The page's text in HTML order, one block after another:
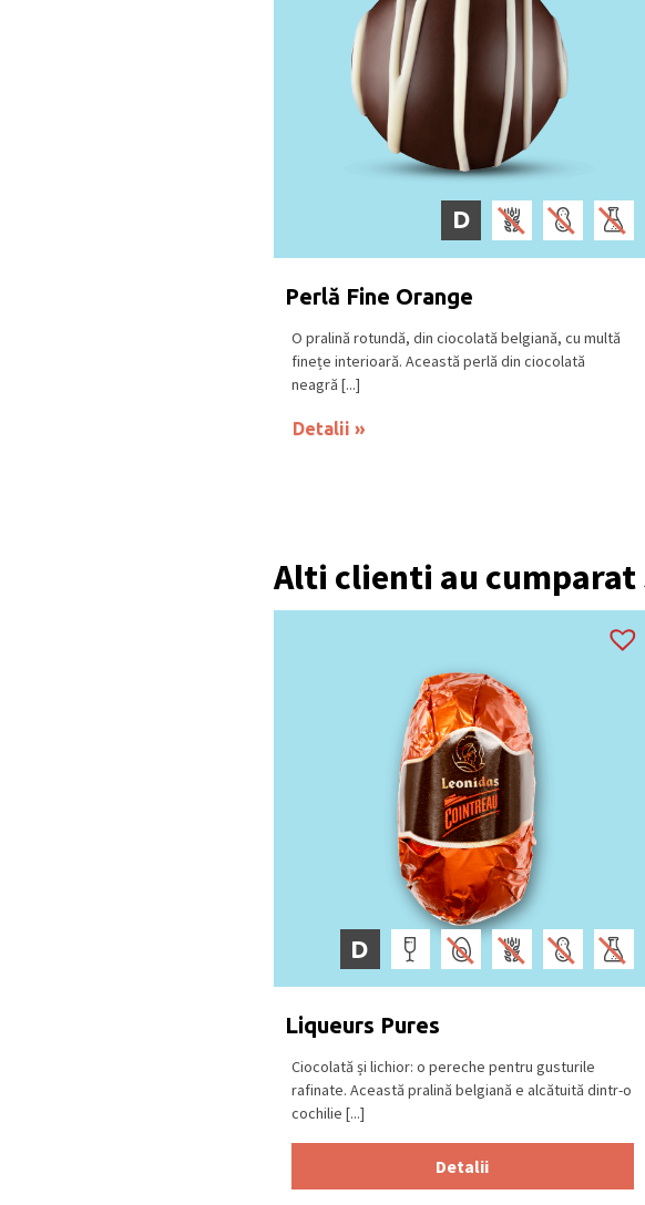
D
Perlă Fine Orange
O pralină rotundă, din ciocolată belgiană, cu multă
finețe interioară. Această perlă din ciocolată
neagră [...]
Detalii
Alti clienti au cumparat
D
Liqueurs Pures
Ciocolată și lichior: o pereche pentru gusturile
rafinate. Această pralină belgiană e alcătuită dintr-o
cochilie [...]
Detalii